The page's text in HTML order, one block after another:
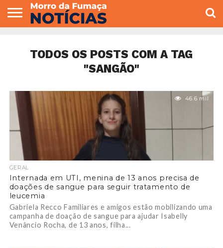
VEREADORES
TODOS OS POSTS COM A TAG
"SANGÃO"
46.6 mil
GERAL
Internada em UTI, menina de 13 anos precisa de
doações de sangue para seguir tratamento de
leucemia
Gabriela Recco Familiares e amigos estão mobilizando uma
campanha de doação de sangue para ajudar Isabelly
Venâncio Rocha, de 13 anos, filha...